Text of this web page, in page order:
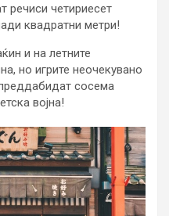
речиси четириесет
квадратни метри!
и на летните
но игрите неочекувано
сосема
војна!